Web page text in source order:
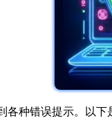
种错误提示。以下